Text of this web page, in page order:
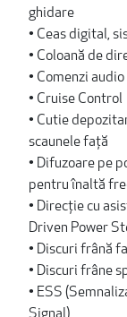
ghidare
• Ceas digital,
• Coloană de
• Comenzi
• Cruise Control
• Cutie
scaunele față
• Difuzoare pe
pentru înaltă
• Direcție cu
Driven Power
• Discuri frână
• Discuri frâne
• ESS
Signal)